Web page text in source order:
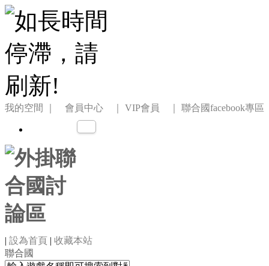
我的空間 ｜ 會員中心 ｜ VIP會員 ｜ 聯合國facebook專區
| 設為首頁 | 收藏本站
聯合國